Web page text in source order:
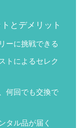
とデメリット
ーに挑戦できる
トによるセレク
何回でも交換で
タル品が届く